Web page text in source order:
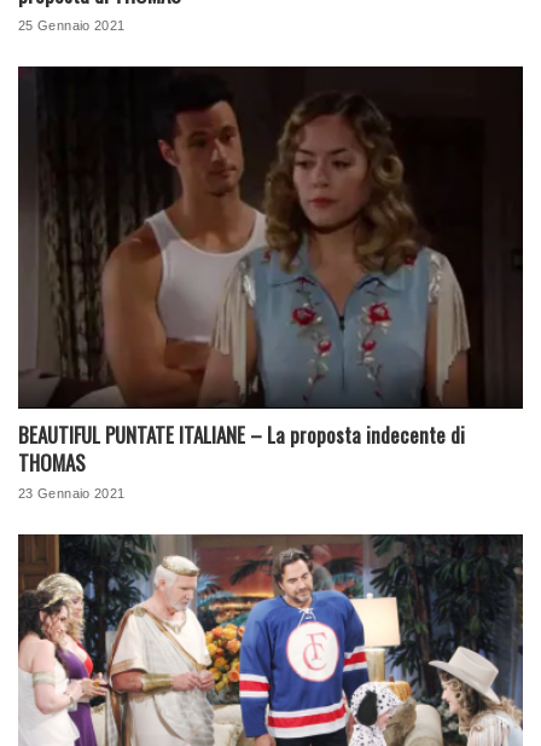
25 Gennaio 2021
BEAUTIFUL PUNTATE ITALIANE – La proposta indecente di
THOMAS
23 Gennaio 2021